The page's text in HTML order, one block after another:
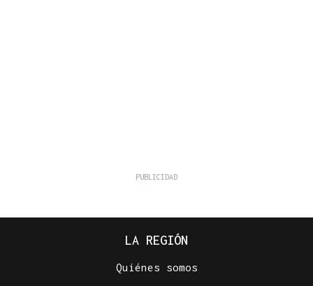
LA REGIÓN
Quiénes somos